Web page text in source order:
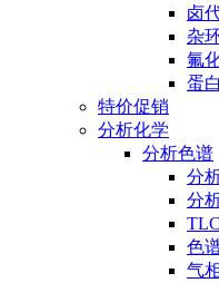
卤
杂
氟
蛋
特价促销
分析化学
分析色谱
分
分
色
气